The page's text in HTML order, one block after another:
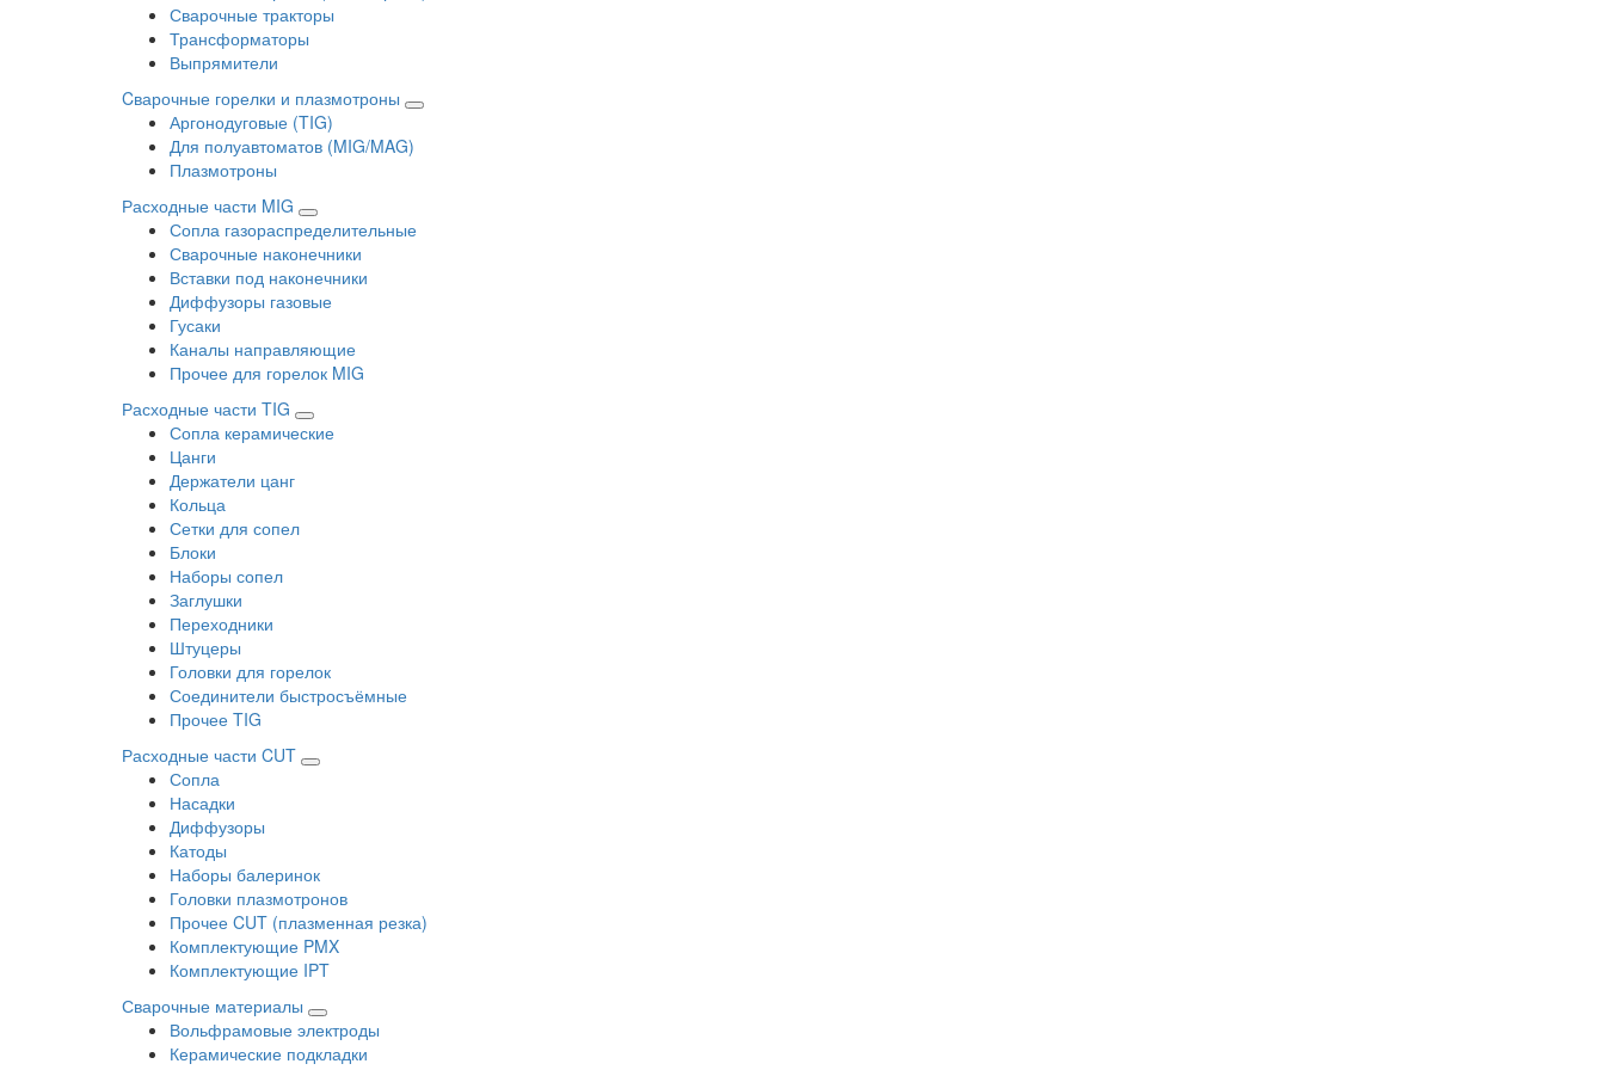
Сварочные тракторы
Трансформаторы
Выпрямители
Cварочные горелки и плазмотроны
Аргонодуговые (TIG)
Для полуавтоматов (MIG/MAG)
Плазмотроны
Расходные части MIG
Сопла газораспределительные
Сварочные наконечники
Вставки под наконечники
Диффузоры газовые
Гусаки
Каналы направляющие
Прочее для горелок MIG
Расходные части TIG
Сопла керамические
Цанги
Держатели цанг
Кольца
Сетки для сопел
Блоки
Наборы сопел
Заглушки
Переходники
Штуцеры
Головки для горелок
Соединители быстросъёмные
Прочее TIG
Расходные части CUT
Сопла
Насадки
Диффузоры
Катоды
Наборы балеринок
Головки плазмотронов
Прочее CUT (плазменная резка)
Комплектующие PMX
Комплектующие IPT
Сварочные материалы
Вольфрамовые электроды
Керамические подкладки